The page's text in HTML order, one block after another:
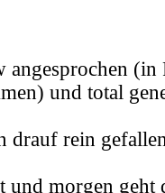
angesprochen
und total
drauf rein
und morgen